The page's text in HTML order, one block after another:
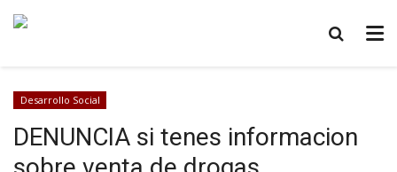
Desarrollo Social
DENUNCIA si tenes informacion